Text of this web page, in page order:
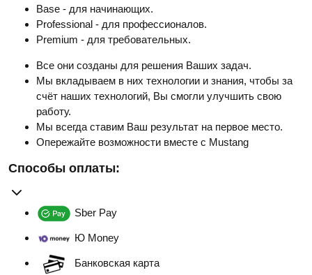
Base - для начинающих.
Professional - для профессионалов.
Premium - для требовательных.
Все они созданы для решения Ваших задач.
Мы вкладываем в них технологии и знания, чтобы за
счёт наших технологий, Вы смогли улучшить свою
работу.
Мы всегда ставим Ваш результат на первое место.
Опережайте возможности вместе с Mustang
Способы оплаты:
Sber Pay
Ю Money
Банковская карта